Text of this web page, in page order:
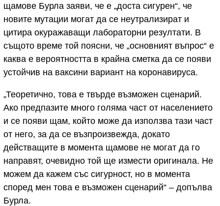
щамове Бурла заяви, че е „доста сигурен“, че
новите мутации могат да се неутрализират и
цитира окуражаващи лабораторни резултати. В
същото време той поясни, че „основният въпрос“ е
каква е вероятността в крайна сметка да се появи
устойчив на ваксини вариант на коронавируса.
„Теоретично, това е твърде възможен сценарий.
Ако предпазите много голяма част от населението
и се появи щам, който може да използва тази част
от него, за да се възпроизвежда, докато
действащите в момента щамове не могат да го
направят, очевидно той ще измести оригинала. Не
можем да кажем със сигурност, но в момента
според мен това е възможен сценарий“ – допълва
Бурла.